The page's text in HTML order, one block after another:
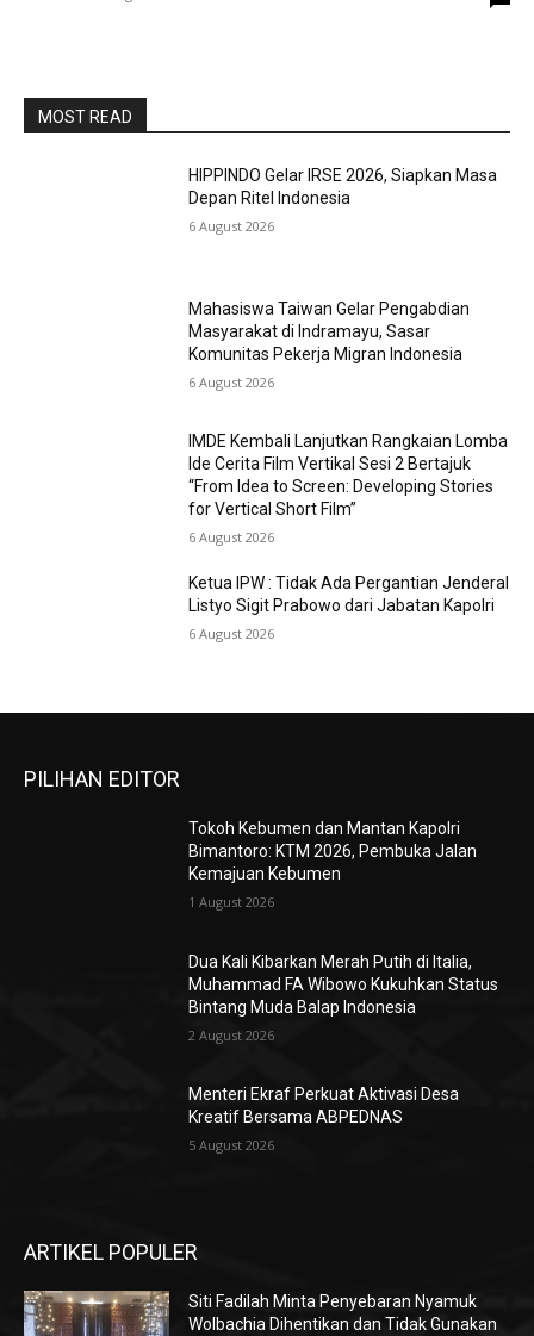
MOST READ
HIPPINDO Gelar IRSE 2026, Siapkan Masa
Depan Ritel Indonesia
6 August 2026
Mahasiswa Taiwan Gelar Pengabdian
Masyarakat di Indramayu, Sasar
Komunitas Pekerja Migran Indonesia
6 August 2026
IMDE Kembali Lanjutkan Rangkaian Lomba
Ide Cerita Film Vertikal Sesi 2 Bertajuk
“From Idea to Screen: Developing Stories
for Vertical Short Film”
6 August 2026
Ketua IPW : Tidak Ada Pergantian Jenderal
Listyo Sigit Prabowo dari Jabatan Kapolri
6 August 2026
PILIHAN EDITOR
Tokoh Kebumen dan Mantan Kapolri
Bimantoro: KTM 2026, Pembuka Jalan
Kemajuan Kebumen
1 August 2026
Dua Kali Kibarkan Merah Putih di Italia,
Muhammad FA Wibowo Kukuhkan Status
Bintang Muda Balap Indonesia
2 August 2026
Menteri Ekraf Perkuat Aktivasi Desa
Kreatif Bersama ABPEDNAS
5 August 2026
ARTIKEL POPULER
Siti Fadilah Minta Penyebaran Nyamuk
Wolbachia Dihentikan dan Tidak Gunakan